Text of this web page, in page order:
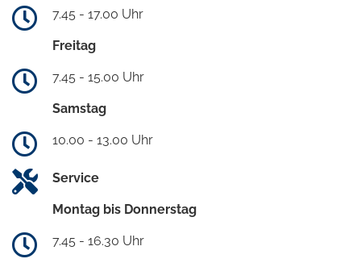
7.45 - 17.00 Uhr
Freitag
7.45 - 15.00 Uhr
Samstag
10.00 - 13.00 Uhr
Service
Montag bis Donnerstag
7.45 - 16.30 Uhr